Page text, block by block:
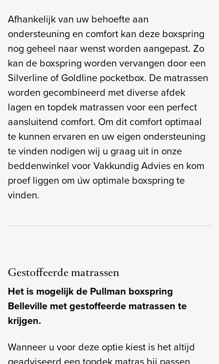
Afhankelijk van uw behoefte aan
ondersteuning en comfort kan deze boxspring
nog geheel naar wenst worden aangepast. Zo
kan de boxspring worden vervangen door een
Silverline of Goldline pocketbox. De matrassen
worden gecombineerd met diverse afdek
lagen en topdek matrassen voor een perfect
aansluitend comfort. Om dit comfort optimaal
te kunnen ervaren en uw eigen ondersteuning
te vinden nodigen wij u graag uit in onze
beddenwinkel voor Vakkundig Advies en kom
proef liggen om úw optimale boxspring te
vinden.
Gestoffeerde matrassen
Het is mogelijk de Pullman boxspring
Belleville met gestoffeerde matrassen te
krijgen.
Wanneer u voor deze optie kiest is het altijd
geadviseerd een topdek matras bij passen